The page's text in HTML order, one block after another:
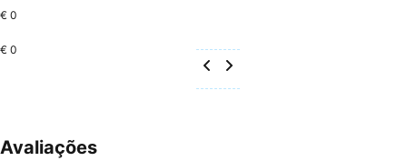
€ 0
€ 0
Avaliações